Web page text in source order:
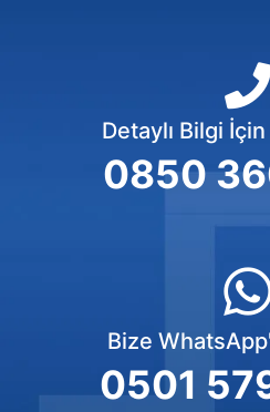
Detaylı Bilgi
0850
Bize
0501